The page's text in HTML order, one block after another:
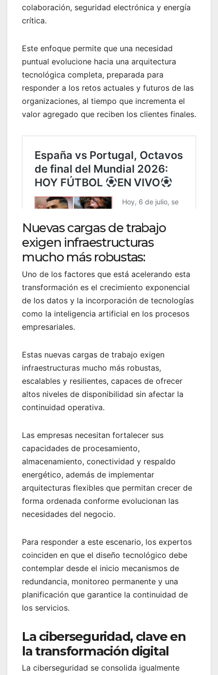
colaboración, seguridad electrónica y energía
crítica.
Este enfoque permite que una necesidad
puntual evolucione hacia una arquitectura
tecnológica completa, preparada para
responder a los retos actuales y futuros de las
organizaciones, al tiempo que incrementa el
valor agregado que reciben los clientes finales.
Nuevas cargas de trabajo
exigen infraestructuras
mucho más robustas:
Uno de los factores que está acelerando esta
transformación es el crecimiento exponencial
de los datos y la incorporación de tecnologías
como la inteligencia artificial en los procesos
empresariales.
Estas nuevas cargas de trabajo exigen
infraestructuras mucho más robustas,
escalables y resilientes, capaces de ofrecer
altos niveles de disponibilidad sin afectar la
continuidad operativa.
Las empresas necesitan fortalecer sus
capacidades de procesamiento,
almacenamiento, conectividad y respaldo
energético, además de implementar
arquitecturas flexibles que permitan crecer de
forma ordenada conforme evolucionan las
necesidades del negocio.
Para responder a este escenario, los expertos
coinciden en que el diseño tecnológico debe
contemplar desde el inicio mecanismos de
redundancia, monitoreo permanente y una
planificación que garantice la continuidad de
los servicios.
La ciberseguridad, clave en
la transformación digital
La ciberseguridad se consolida igualmente